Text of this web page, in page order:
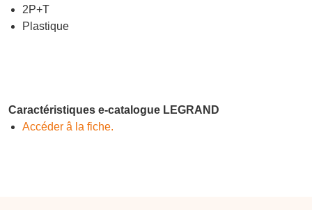
2P+T
Plastique
Caractéristiques e-catalogue LEGRAND
Accéder â la fiche.